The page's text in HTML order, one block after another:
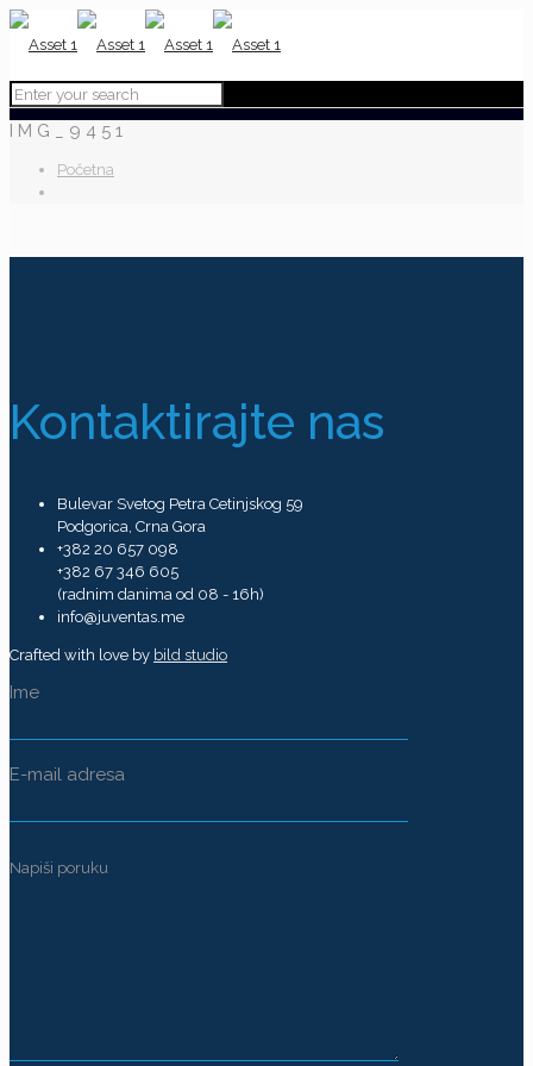
IMG_9451
Početna
Kontaktirajte nas
Bulevar Svetog Petra Cetinjskog 59
Podgorica, Crna Gora
+382 20 657 098
+382 67 346 605
(radnim danima od 08 - 16h)
info@juventas.me
Crafted with love by bild studio